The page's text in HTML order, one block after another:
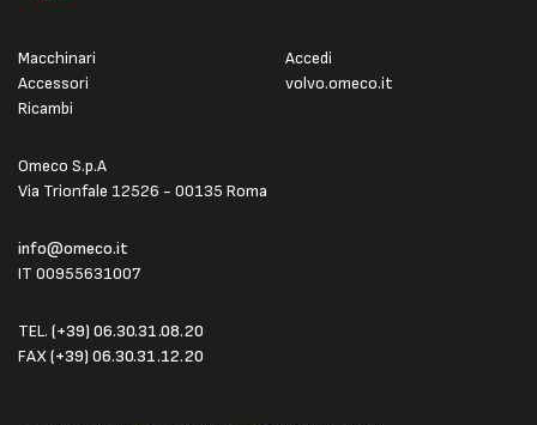
Omeco S.p.A
Via Trionfale 12526 - 00135 Roma
info@omeco.it
IT 00955631007
TEL. (+39) 06.30.31.08.20
FAX(+39) 06.30.31.12.20
Macchinari
Accessori
Ricambi
Accedi
volvo.omeco.it